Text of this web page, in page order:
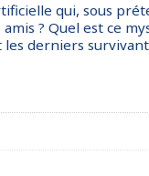
qui, sous
? Quel est ce
derniers